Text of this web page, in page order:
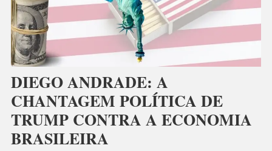
DIEGO ANDRADE: A
CHANTAGEM POLÍTICA DE
TRUMP CONTRA A ECONOMIA
BRASILEIRA